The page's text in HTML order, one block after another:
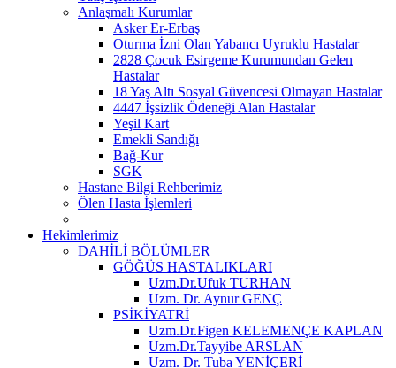
Anlaşmalı Kurumlar
Asker Er-Erbaş
Oturma İzni Olan Yabancı Uyruklu Hastalar
2828 Çocuk Esirgeme Kurumundan Gelen
Hastalar
18 Yaş Altı Sosyal Güvencesi Olmayan Hastalar
4447 İşsizlik Ödeneği Alan Hastalar
Yeşil Kart
Emekli Sandığı
Bağ-Kur
SGK
Hastane Bilgi Rehberimiz
Ölen Hasta İşlemleri
Hekimlerimiz
DAHİLİ BÖLÜMLER
GÖĞÜS HASTALIKLARI
Uzm.Dr.Ufuk TURHAN
Uzm. Dr. Aynur GENÇ
PSİKİYATRİ
Uzm.Dr.Figen KELEMENÇE KAPLAN
Uzm.Dr.Tayyibe ARSLAN
Uzm. Dr. Tuba YENİÇERİ